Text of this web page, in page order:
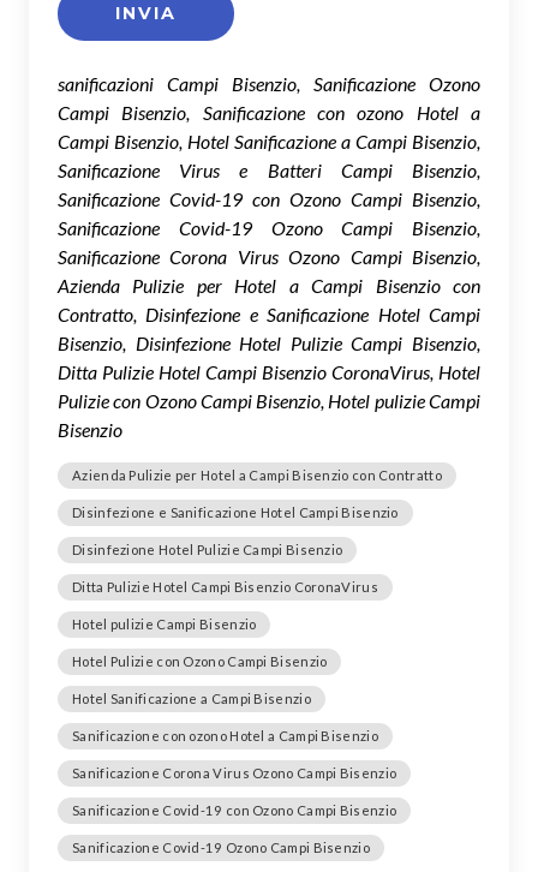
sanificazioni Campi Bisenzio, Sanificazione Ozono
Campi Bisenzio, Sanificazione con ozono Hotel a
Campi Bisenzio, Hotel Sanificazione a Campi Bisenzio,
Sanificazione Virus e Batteri Campi Bisenzio,
Sanificazione Covid-19 con Ozono Campi Bisenzio,
Sanificazione Covid-19 Ozono Campi Bisenzio,
Sanificazione Corona Virus Ozono Campi Bisenzio,
Azienda Pulizie per Hotel a Campi Bisenzio con
Contratto, Disinfezione e Sanificazione Hotel Campi
Bisenzio, Disinfezione Hotel Pulizie Campi Bisenzio,
Ditta Pulizie Hotel Campi Bisenzio CoronaVirus, Hotel
Pulizie con Ozono Campi Bisenzio, Hotel pulizie Campi
Bisenzio
Azienda Pulizie per Hotel a Campi Bisenzio con Contratto
Disinfezione e Sanificazione Hotel Campi Bisenzio
Disinfezione Hotel Pulizie Campi Bisenzio
Ditta Pulizie Hotel Campi Bisenzio CoronaVirus
Hotel pulizie Campi Bisenzio
Hotel Pulizie con Ozono Campi Bisenzio
Hotel Sanificazione a Campi Bisenzio
Sanificazione con ozono Hotel a Campi Bisenzio
Sanificazione Corona Virus Ozono Campi Bisenzio
Sanificazione Covid-19 con Ozono Campi Bisenzio
Sanificazione Covid-19 Ozono Campi Bisenzio